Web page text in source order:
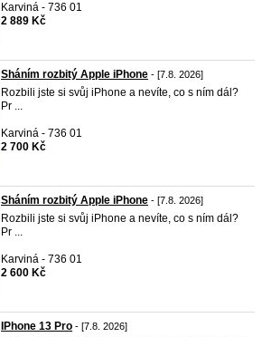
Karviná - 736 01
2 889 Kč
Sháním rozbitý Apple iPhone - [7.8. 2026]
Rozbili jste si svůj iPhone a nevíte, co s ním dál?
Pr ...
Karviná - 736 01
2 700 Kč
Sháním rozbitý Apple iPhone - [7.8. 2026]
Rozbili jste si svůj iPhone a nevíte, co s ním dál?
Pr ...
Karviná - 736 01
2 600 Kč
IPhone 13 Pro - [7.8. 2026]